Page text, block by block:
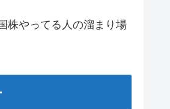
株やってる人の溜まり場